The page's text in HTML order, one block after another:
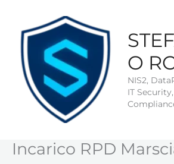
contenuto
O
NIS2,
IT
Incarico RPD